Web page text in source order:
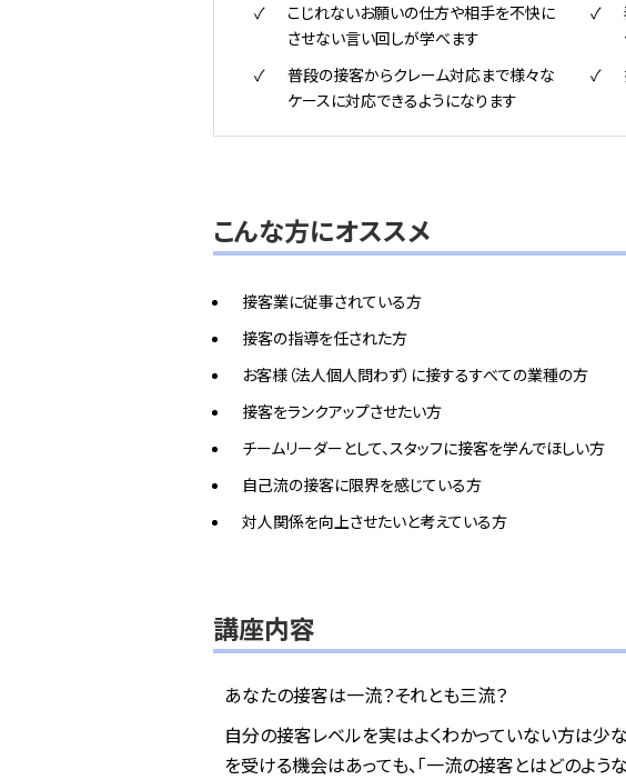
こじれないお願いの仕方や相手を不快に
させない言い回しが学べます
普段の接客からクレーム対応まで様々な
ケースに対応できるようになります
こんな方にオススメ
接客業に従事されている方
接客の指導を任された方
お客様（法人個人問わず）に接するすべての業種の方
接客をランクアップさせたい方
チームリーダーとして、スタッフに接客を学んでほしい方
自己流の接客に限界を感じている方
対人関係を向上させたいと考えている方
講座内容
あなたの接客は一流？それとも三流？
自分の接客レベルを実はよくわかっていない方は少
を受ける機会はあっても、「一流の接客とはどのよう